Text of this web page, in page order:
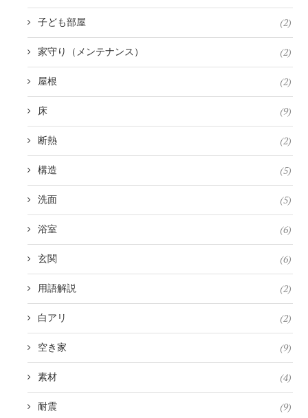
子ども部屋 (2)
家守り（メンテナンス） (2)
屋根 (2)
床 (9)
断熱 (2)
構造 (5)
洗面 (5)
浴室 (6)
玄関 (6)
用語解説 (2)
白アリ (2)
空き家 (9)
素材 (4)
耐震 (9)